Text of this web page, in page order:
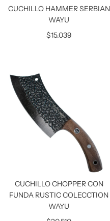
CUCHILLO HAMMER SERBIAN
WAYU
$15.039
CUCHILLO CHOPPER CON
FUNDA RUSTIC COLECCTION
WAYU